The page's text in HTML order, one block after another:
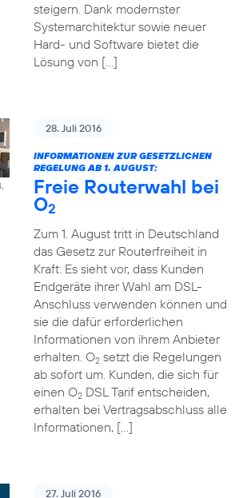
steigern. Dank modernster
Systemarchitektur sowie neuer
Hard- und Software bietet die
Lösung von […]
28. Juli 2016
INFORMATIONEN ZUR GESETZLICHEN
REGELUNG AB 1. AUGUST:
Freie Routerwahl bei
O2
Zum 1. August tritt in Deutschland
das Gesetz zur Routerfreiheit in
Kraft: Es sieht vor, dass Kunden
Endgeräte ihrer Wahl am DSL-
Anschluss verwenden können und
sie die dafür erforderlichen
Informationen von ihrem Anbieter
erhalten. O2setzt die Regelungen
ab sofort um. Kunden, die sich für
einen O2DSL Tarif entscheiden,
erhalten bei Vertragsabschluss alle
Informationen, […]
27. Juli 2016